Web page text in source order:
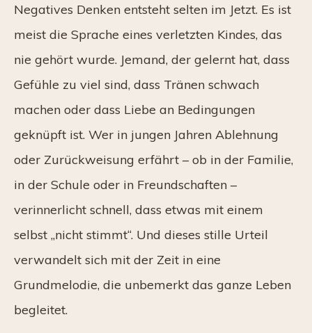
Negatives Denken entsteht selten im Jetzt. Es ist
meist die Sprache eines verletzten Kindes, das
nie gehört wurde. Jemand, der gelernt hat, dass
Gefühle zu viel sind, dass Tränen schwach
machen oder dass Liebe an Bedingungen
geknüpft ist. Wer in jungen Jahren Ablehnung
oder Zurückweisung erfährt – ob in der Familie,
in der Schule oder in Freundschaften –
verinnerlicht schnell, dass etwas mit einem
selbst „nicht stimmt“. Und dieses stille Urteil
verwandelt sich mit der Zeit in eine
Grundmelodie, die unbemerkt das ganze Leben
begleitet.